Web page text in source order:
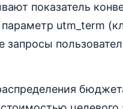
показатель
utm_term
запросы